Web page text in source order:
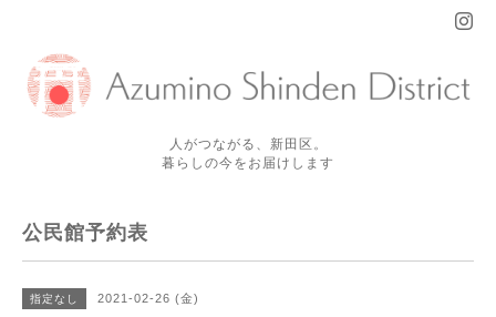
人がつながる、新田区。
暮らしの今をお届けします
公民館予約表
指定なし 2021-02-26 (金)